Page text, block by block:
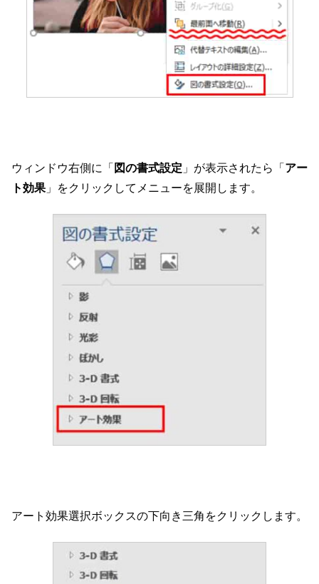
ウィンドウ右側に「 図の書式設定 」が表示されたら「 アー
ト効果 」をクリックしてメニューを展開します。
アート効果選択ボックスの下向き三角をクリックします。